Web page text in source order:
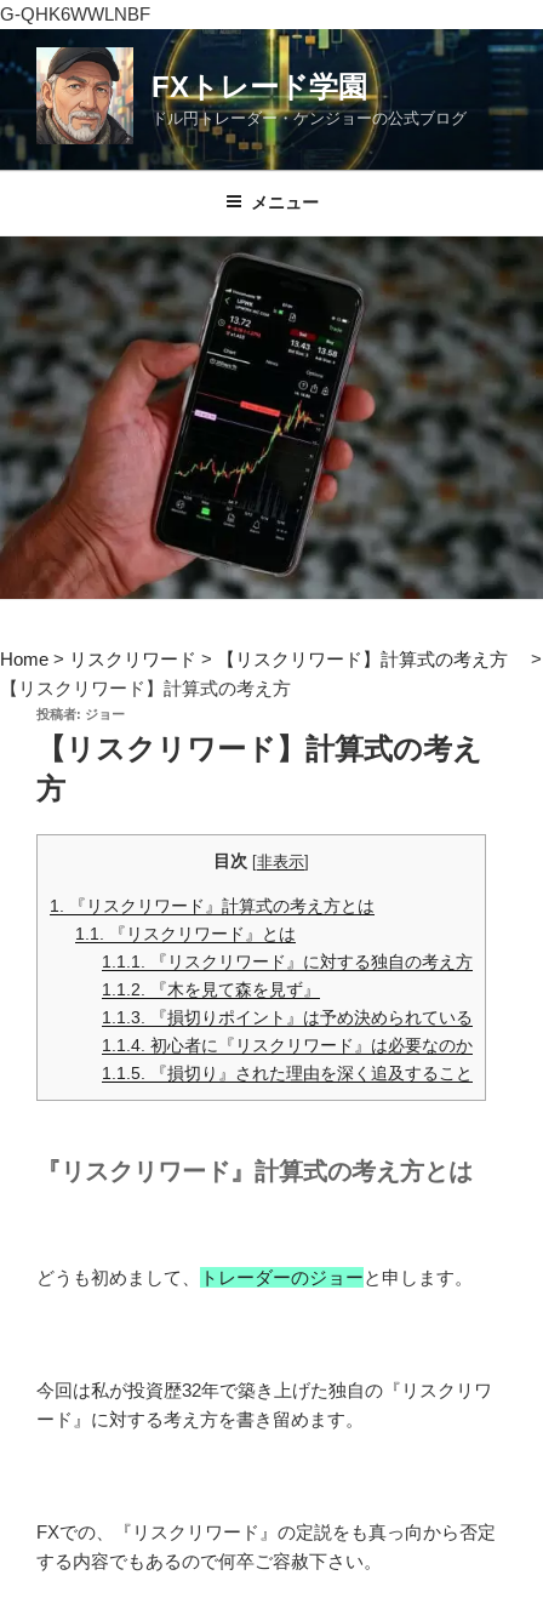
G-QHK6WWLNBF
ン
ン
ツ
FXトレード学園
ドル円トレーダー・ケンジョーの公式ブログ
メニュー
Home > リスクリワード > 【リスクリワード】計算式の考え方
>
【リスクリワード】計算式の考え方
投
投稿者: ジョー
【リスクリワード】計算式の考え
方
目次 [非表示]
1.
『リスクリワード』計算式の考え方とは
1.1.
『リスクリワード』とは
1.1.1.
『リスクリワード』に対する独自の考え方
1.1.2.
『木を見て森を見ず』
1.1.3.
『損切りポイント』は予め決められている
1.1.4. 初心者に『リスクリワード』は必要なのか
1.1.5.
『損切り』された理由を深く追及すること
『リスクリワード』計算式の考え方とは
どうも初めまして、 トレーダーのジョーと申します。
今回は私が投資歴32年で築き上げた独自の『リスクリワ
ード』に対する考え方を書き留めます。
FXでの、『リスクリワード』の定説をも真っ向から否定
する内容でもあるので何卒ご容赦下さい。